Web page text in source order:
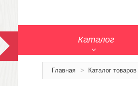
Каталог
Главная > Каталог товаров